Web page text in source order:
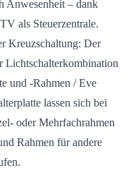
Anwesenheit – dank
als Steuerzentrale.
Kreuzschaltung: Der
Lichtschalterkombination
und -Rahmen / Eve
lassen sich bei
oder Mehrfachrahmen
Rahmen für andere